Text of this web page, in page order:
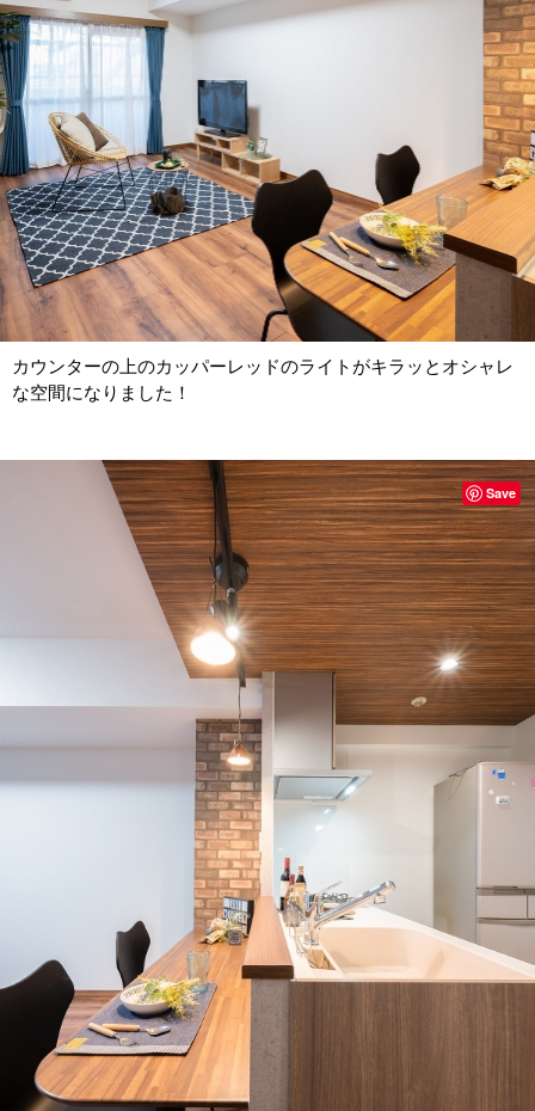
カウンターの上のカッパーレッドのライトがキラッとオシャレ
な空間になりました！
Save